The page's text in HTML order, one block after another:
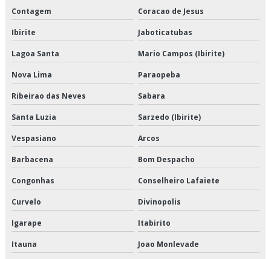
Empresa de distribuição e logística
Empresa de entrega de congelados
Empresa de entrega de perecíveis
Empresa de entrega de refrigerados
Empresa de logística de alimentos congelados
Empresa de logística e transporte
Empresa de logística e transporte de cargas
Empresa de transporte de alimentos a granel
Contagem Coracao de Jesus
Ibirite Jaboticatubas
Lagoa Santa Mario Campos (Ibirite)
Nova Lima Paraopeba
Ribeirao das Neves Sabara
Santa Luzia Sarzedo (Ibirite)
Vespasiano Arcos
Barbacena Bom Despacho
Congonhas Conselheiro Lafaiete
Curvelo Divinopolis
Igarape Itabirito
Itauna Joao Monlevade